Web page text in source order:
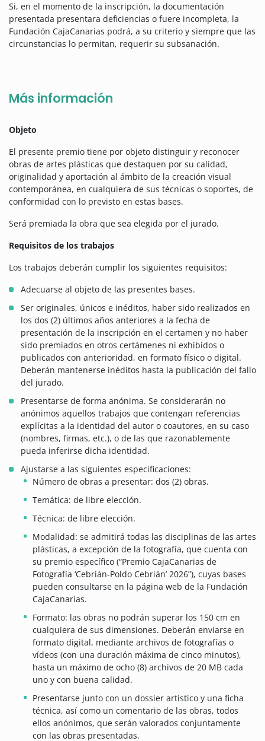
Si, en el momento de la inscripción, la documentación
presentada presentara deficiencias o fuere incompleta, la
Fundación CajaCanarias podrá, a su criterio y siempre que las
circunstancias lo permitan, requerir su subsanación.
Más información
Objeto
El presente premio tiene por objeto distinguir y reconocer
obras de artes plásticas que destaquen por su calidad,
originalidad y aportación al ámbito de la creación visual
contemporánea, en cualquiera de sus técnicas o soportes, de
conformidad con lo previsto en estas bases.
Será premiada la obra que sea elegida por el jurado.
Requisitos de los trabajos
Los trabajos deberán cumplir los siguientes requisitos:
Adecuarse al objeto de las presentes bases.
Ser originales, únicos e inéditos, haber sido realizados en
los dos (2) últimos años anteriores a la fecha de
presentación de la inscripción en el certamen y no haber
sido premiados en otros certámenes ni exhibidos o
publicados con anterioridad, en formato físico o digital.
Deberán mantenerse inéditos hasta la publicación del fallo
del jurado.
Presentarse de forma anónima. Se considerarán no
anónimos aquellos trabajos que contengan referencias
explícitas a la identidad del autor o coautores, en su caso
(nombres, firmas, etc.), o de las que razonablemente
pueda inferirse dicha identidad.
Ajustarse a las siguientes especificaciones:
Número de obras a presentar: dos (2) obras.
Temática: de libre elección.
Técnica: de libre elección.
Modalidad: se admitirá todas las disciplinas de las artes
plásticas, a excepción de la fotografía, que cuenta con
su premio específico (“Premio CajaCanarias de
Fotografía ‘Cebrián-Poldo Cebrián’ 2026”), cuyas bases
pueden consultarse en la página web de la Fundación
CajaCanarias.
Formato: las obras no podrán superar los 150 cm en
cualquiera de sus dimensiones. Deberán enviarse en
formato digital, mediante archivos de fotografías o
vídeos (con una duración máxima de cinco minutos),
hasta un máximo de ocho (8) archivos de 20 MB cada
uno y con buena calidad.
Presentarse junto con un dossier artístico y una ficha
técnica, así como un comentario de las obras, todos
ellos anónimos, que serán valorados conjuntamente
con las obras presentadas.